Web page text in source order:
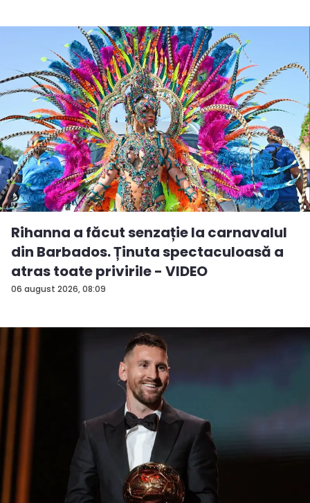
06 august 2026, 08:09
Rihanna a făcut senzație la carnavalul
din Barbados. Ținuta spectaculoasă a
atras toate privirile - VIDEO